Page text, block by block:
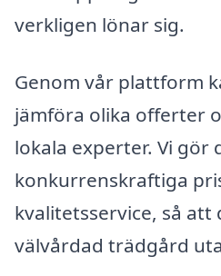
verkligen lönar sig.
Genom vår plattform
jämföra olika offerter
lokala experter. Vi gör
konkurrenskraftiga
kvalitetsservice, så att
välvårdad trädgård